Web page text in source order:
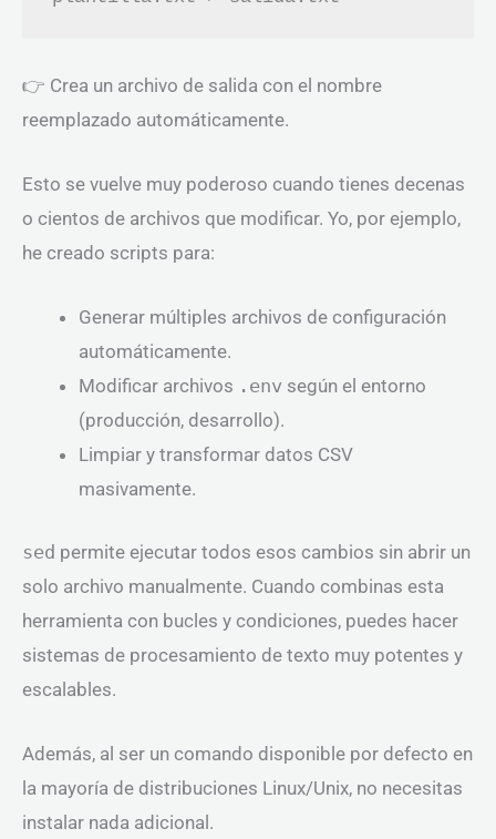
👉 Crea un archivo de salida con el nombre
reemplazado automáticamente.
Esto se vuelve muy poderoso cuando tienes decenas
o cientos de archivos que modificar. Yo, por ejemplo,
he creado scripts para:
Generar múltiples archivos de configuración
automáticamente.
Modificar archivos .env según el entorno
(producción, desarrollo).
Limpiar y transformar datos CSV
masivamente.
sed permite ejecutar todos esos cambios sin abrir un
solo archivo manualmente. Cuando combinas esta
herramienta con bucles y condiciones, puedes hacer
sistemas de procesamiento de texto muy potentes y
escalables.
Además, al ser un comando disponible por defecto en
la mayoría de distribuciones Linux/Unix, no necesitas
instalar nada adicional.